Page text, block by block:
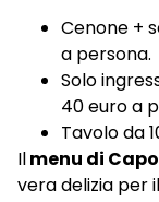
Cenone +
a persona.
Solo
40 euro a
Tavolo da
Ilmenu di
vera delizia per